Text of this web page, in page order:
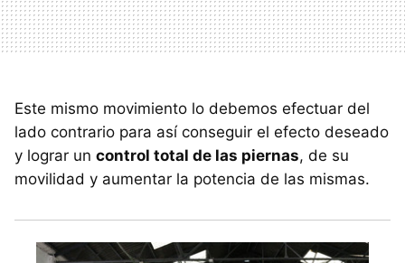
Este mismo movimiento lo debemos efectuar del
lado contrario para así conseguir el efecto deseado
y lograr un control total de las piernas, de su
movilidad y aumentar la potencia de las mismas.